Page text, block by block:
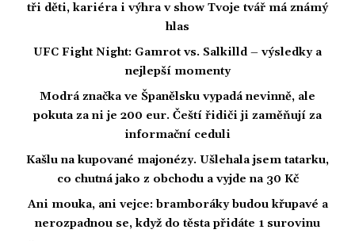
tři děti, kariéra i výhra v show Tvoje tvář má známý
hlas
UFC Fight Night: Gamrot vs. Salkilld – výsledky a
nejlepší momenty
Modrá značka ve Španělsku vypadá nevinně, ale
pokuta za ni je 200 eur. Čeští řidiči ji zaměňují za
informační ceduli
Kašlu na kupované majonézy. Ušlehala jsem tatarku,
co chutná jako z obchodu a vyjde na 30 Kč
Ani mouka, ani vejce: bramboráky budou křupavé a
nerozpadnou se, když do těsta přidáte 1 surovinu